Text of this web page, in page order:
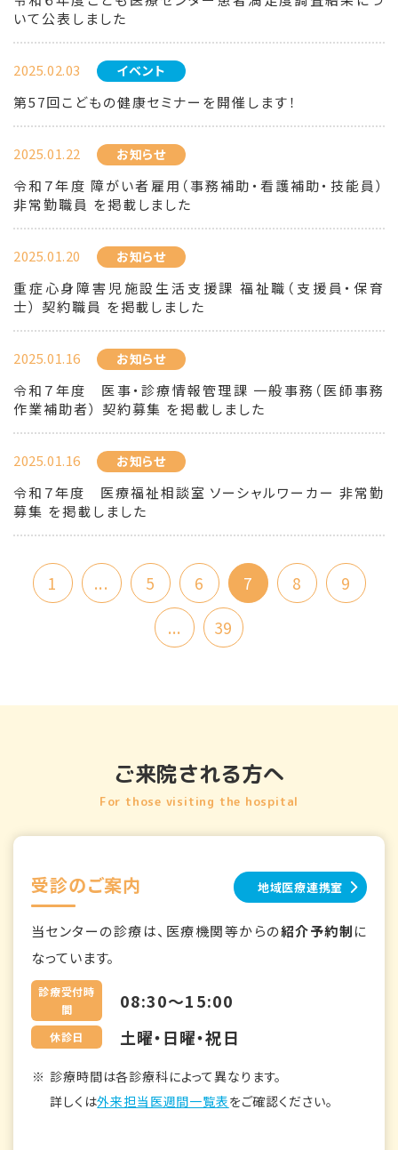
いて公表しました
2025.02.03 イベント
第57回こどもの健康セミナーを開催します！
2025.01.22 お知らせ
令和７年度 障がい者雇用（事務補助・看護補助・技能員）
非常勤職員 を掲載しました
2025.01.20 お知らせ
重症心身障害児施設生活支援課 福祉職（支援員・保育
士） 契約職員 を掲載しました
2025.01.16 お知らせ
令和７年度 医事・診療情報管理課 一般事務（医師事務
作業補助者） 契約募集 を掲載しました
2025.01.16 お知らせ
令和７年度 医療福祉相談室 ソーシャルワーカー 非常勤
募集 を掲載しました
1 ... 5 6 7 8
9
...
39
ご来院される方へ
For those visiting the hospital
受診のご案内 地域医療連携室
当センターの診療は、医療機関等からの紹介予約制に
なっています。
診療受付時
間
08:30～15:00
休診日 土曜・日曜・祝日
診療時間は各診療科によって異なります。
詳しくは外来担当医週間一覧表をご確認ください。